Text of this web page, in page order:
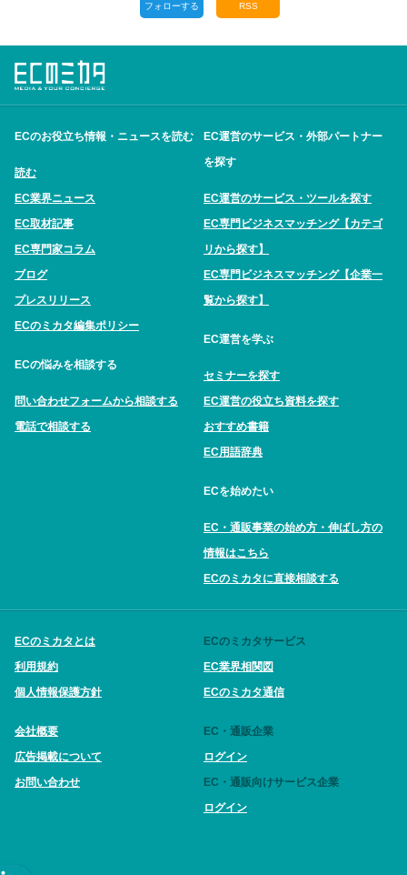
フォローする RSS
ECのお役立ち情報・ニュースを読む
読む
EC業界ニュース
EC取材記事
EC専門家コラム
ブログ
プレスリリース
ECのミカタ編集ポリシー
ECの悩みを相談する
問い合わせフォームから相談する
電話で相談する
EC運営のサービス・外部パートナー
を探す
EC運営のサービス・ツールを探す
EC専門ビジネスマッチング【カテゴ
リから探す】
EC専門ビジネスマッチング【企業一
覧から探す】
EC運営を学ぶ
セミナーを探す
EC運営の役立ち資料を探す
おすすめ書籍
EC用語辞典
ECを始めたい
EC・通販事業の始め方・伸ばし方の
情報はこちら
ECのミカタに直接相談する
ECのミカタとは
利用規約
個人情報保護方針
会社概要
広告掲載について
お問い合わせ
ECのミカタサービス
EC業界相関図
ECのミカタ通信
EC・通販企業
ログイン
EC・通販向けサービス企業
ログイン